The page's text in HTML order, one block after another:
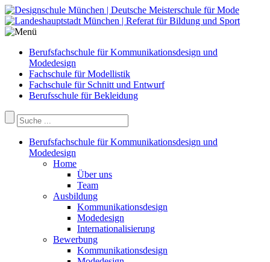
Berufsfachschule für Kommunikationsdesign und
Modedesign
Fachschule für Modellistik
Fachschule für Schnitt und Entwurf
Berufsschule für Bekleidung
Berufsfachschule für Kommunikationsdesign und
Modedesign
Home
Über uns
Team
Ausbildung
Kommunikationsdesign
Modedesign
Internationalisierung
Bewerbung
Kommunikationsdesign